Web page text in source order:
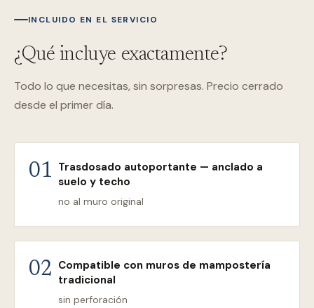
INCLUIDO EN EL SERVICIO
¿Qué incluye exactamente?
Todo lo que necesitas, sin sorpresas. Precio cerrado
desde el primer día.
01 Trasdosado autoportante — anclado a
suelo y techo
no al muro original
02 Compatible con muros de mampostería
tradicional
sin perforación